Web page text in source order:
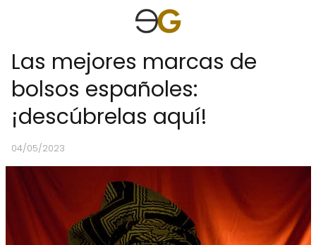
Las mejores marcas de
bolsos españoles:
¡descúbrelas aquí!
04/05/2023